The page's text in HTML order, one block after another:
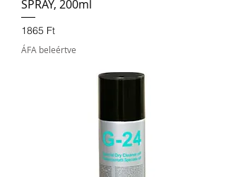
SPRAY, 200ml
Ár
1865 Ft
ÁFA beleértve